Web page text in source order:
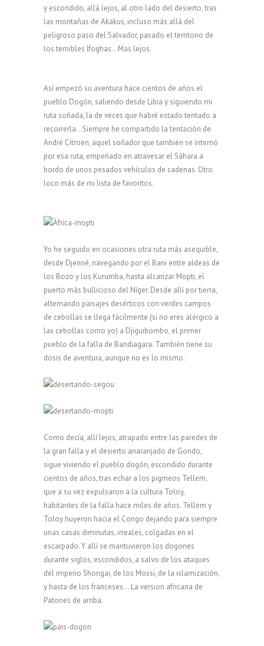
y escondido, allá lejos, al otro lado del desierto, tras
las montañas de Akakus, incluso más allá del
peligroso paso del Salvador, pasado el territorio de
los temibles Ifoghas…Mas lejos.
Así empezó su aventura hace cientos de años el
pueblo Dogón, saliendo desde Libia y siguiendo mi
ruta soñada, la de veces que habré estado tentado a
recorrerla…Siempre he compartido la tentación de
André Citroen, aquel soñador que también se internó
por esa ruta, empeñado en atravesar el Sáhara a
bordo de unos pesados vehículos de cadenas. Otro
loco más de mi lista de favoritos.
Yo he seguido en ocasiones otra ruta más asequible,
desde Djenné, navegando por el Bani entre aldeas de
los Bozo y los Kurumba, hasta alcanzar Mopti, el
puerto más bullicioso del Níger. Desde allí por tierra,
alternando paisajes desérticos con verdes campos
de cebollas se llega fácilmente (si no eres alérgico a
las cebollas como yo) a Djiguibombo, el primer
pueblo de la falla de Bandiagara. También tiene su
dosis de aventura, aunque no es lo mismo.
Como decía, allí lejos, atrapado entre las paredes de
la gran falla y el desierto anaranjado de Gondo,
sigue viviendo el pueblo dogón, escondido durante
cientos de años, tras echar a los pigmeos Tellem,
que a su vez expulsaron a la cultura Toloy,
habitantes de la falla hace miles de años. Tellem y
Toloy huyeron hacia el Congo dejando para siempre
unas casas diminutas, irreales, colgadas en el
escarpado. Y allí se mantuvieron los dogones
durante siglos, escondidos, a salvo de los ataques
del imperio Shongai, de los Mossi, de la islamización,
y hasta de los franceses… La version africana de
Patones de arriba.